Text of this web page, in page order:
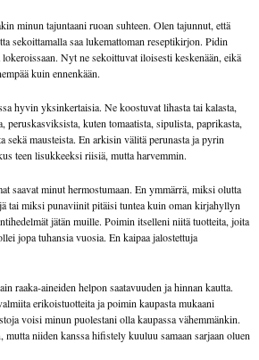
minun tajuntaani ruoan suhteen. Olen tajunnut, että
sekoittamalla saa lukemattoman reseptikirjon. Pidin
Nyt ne sekoittuvat iloisesti keskenään, eikä
kuin ennenkään.
hyvin yksinkertaisia. Ne koostuvat lihasta tai kalasta,
peruskasviksista, kuten tomaatista, sipulista, paprikasta,
sekä mausteista. En arkisin välitä perunasta ja pyrin
teen lisukkeeksi riisiä, mutta harvemmin.
saavat minut hermostumaan. En ymmärrä, miksi olutta
tai miksi punaviinit pitäisi tuntea kuin oman kirjahyllyn
jätän muille. Poimin itselleni niitä tuotteita, joita
jopa tuhansia vuosia. En kaipaa jalostettuja
raaka-aineiden helpon saatavuuden ja hinnan kautta.
erikoistuotteita ja poimin kaupasta mukaani
voisi minun puolestani olla kaupassa vähemmänkin.
mutta niiden kanssa hifistely kuuluu samaan sarjaan oluen